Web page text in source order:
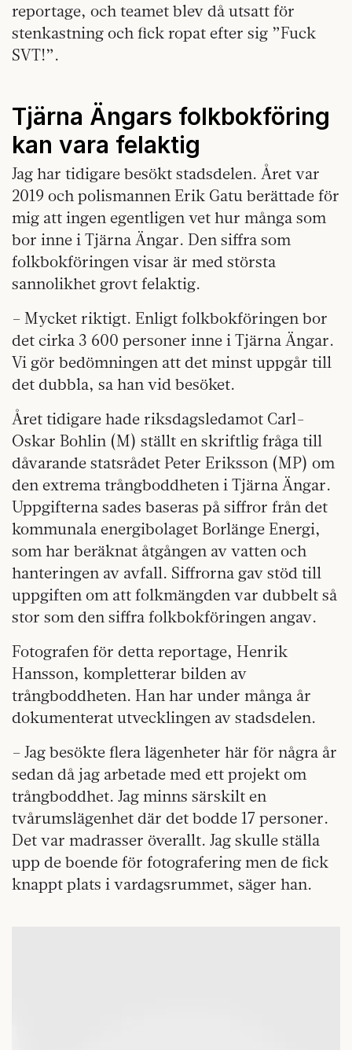
reportage, och teamet blev då utsatt för
stenkastning och fick ropat efter sig ”Fuck
SVT!”.
Tjärna Ängars folkbokföring
kan vara felaktig
Jag har tidigare besökt stadsdelen. Året var
2019 och polismannen Erik Gatu berättade för
mig att ingen egentligen vet hur många som
bor inne i Tjärna Ängar. Den siffra som
folkbokföringen visar är med största
sannolikhet grovt felaktig.
– Mycket riktigt. Enligt folkbokföringen bor
det cirka 3 600 personer inne i Tjärna Ängar.
Vi gör bedömningen att det minst uppgår till
det dubbla, sa han vid besöket.
Året tidigare hade riksdagsledamot Carl-
Oskar Bohlin (M) ställt en skriftlig fråga till
dåvarande statsrådet Peter Eriksson (MP) om
den extrema trångboddheten i Tjärna Ängar.
Uppgifterna sades baseras på siffror från det
kommunala energibolaget Borlänge Energi,
som har beräknat åtgången av vatten och
hanteringen av avfall. Siffrorna gav stöd till
uppgiften om att folkmängden var dubbelt så
stor som den siffra folkbokföringen angav.
Fotografen för detta reportage, Henrik
Hansson, kompletterar bilden av
trångboddheten. Han har under många år
dokumenterat utvecklingen av stadsdelen.
– Jag besökte flera lägenheter här för några år
sedan då jag arbetade med ett projekt om
trångboddhet. Jag minns särskilt en
tvårumslägenhet där det bodde 17 personer.
Det var madrasser överallt. Jag skulle ställa
upp de boende för fotografering men de fick
knappt plats i vardagsrummet, säger han.